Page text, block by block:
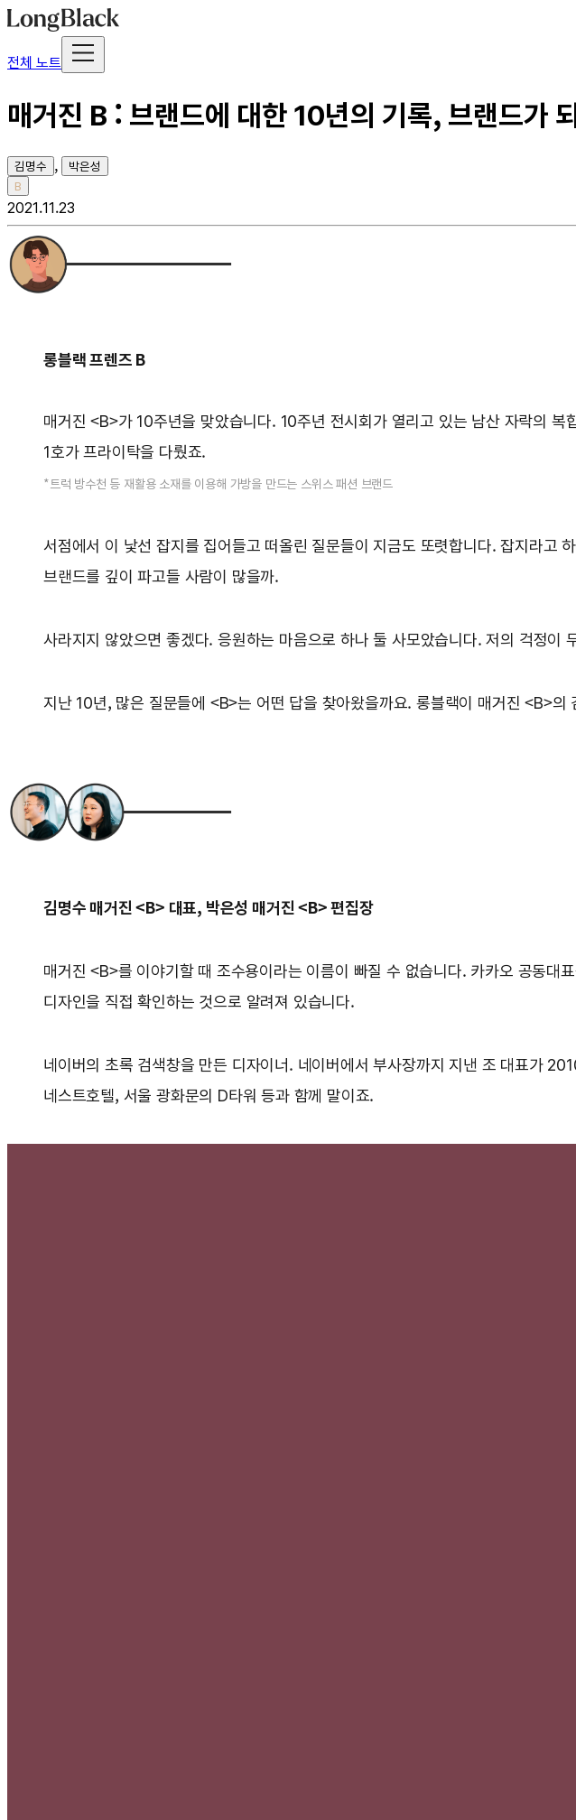
전체 노트
매거진 B : 브랜드에 대한 10년의 기록, 브랜드가
김명수 ,
박은성
B
2021.11.23
롱블랙 프렌즈 B
매거진 <B>가 10주년을 맞았습니다. 10주년 전시회가 열리고 있는 남산 자락의 복
1호가 프라이탁을 다뤘죠.
*트럭 방수천 등 재활용 소재를 이용해 가방을 만드는 스위스 패션 브랜드
서점에서 이 낯선 잡지를 집어들고 떠올린 질문들이 지금도 또렷합니다. 잡지라고
브랜드를 깊이 파고들 사람이 많을까.
사라지지 않았으면 좋겠다. 응원하는 마음으로 하나 둘 사모았습니다. 저의 걱정
지난 10년, 많은 질문들에 <B>는 어떤 답을 찾아왔을까요. 롱블랙이 매거진 <B>의
김명수 매거진 <B> 대표, 박은성 매거진 <B> 편집장
매거진 <B>를 이야기할 때 조수용이라는 이름이 빠질 수 없습니다. 카카오 공동대
디자인을 직접 확인하는 것으로 알려져 있습니다.
네이버의 초록 검색창을 만든 디자이너. 네이버에서 부사장까지 지낸 조 대표가
네스트호텔, 서울 광화문의 D타워 등과 함께 말이죠.